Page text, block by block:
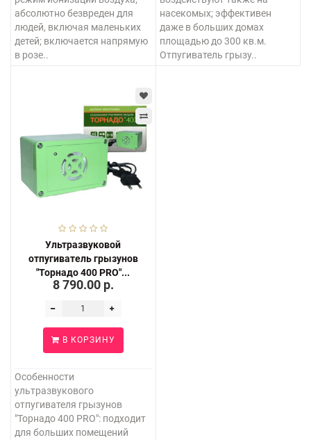
абсолютно безвреден для
людей, включая маленьких
детей; включается напрямую
в розе..
насекомых; эффективен
даже в больших домах
площадью до 300 кв.м.
Отпугиватель грызу..
Ультразвуковой
отпугиватель грызунов
"Торнадо 400 PRO"...
8 790.00 р.
В КОРЗИНУ
Особенности
ультразвукового
отпугивателя грызунов
"Торнадо 400 PRO": подходит
для больших помещений